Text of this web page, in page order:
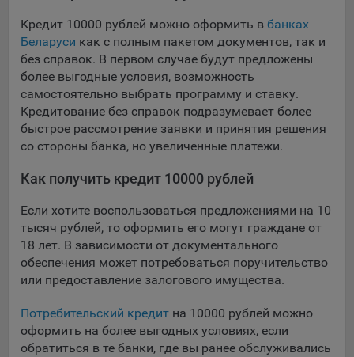
используется для обеспечения корректной работы сайта.
Компании, которой мы поручаем обработку данных для
данной цели:
Сервис хранения информации, предоставляемый
компанией, согласно договора аренды ООО «Рэкун
Рекламные Cookie
Отключение рекламных cookie-файлы не позволит
принимать меры по совершенствованию работы
Сайта, исходя из предпочтений пользователя, а также
осуществлять подбор рекламы, иных рекламных
материалов по наиболее актуальному, подходящему
назначению для каждого конкретного пользователя.
Компании, которым мы поручаем обработку данных для
данной цели:
Кредит 10000 рублей можно оформить в банках
Беларуси как с полным пакетом документов, так и
без справок. В первом случае будут предложены
более выгодные условия, возможность
самостоятельно выбрать программу и ставку.
Кредитование без справок подразумевает более
быстрое рассмотрение заявки и принятия решения
со стороны банка, но увеличенные платежи.
Как получить кредит 10000 рублей
Если хотите воспользоваться предложениями на 10
тысяч рублей, то оформить его могут граждане от
18 лет. В зависимости от документального
обеспечения может потребоваться поручительство
или предоставление залогового имущества.
Потребительский кредит на 10000 рублей можно
оформить на более выгодных условиях, если
обратиться в те банки, где вы ранее обслуживались